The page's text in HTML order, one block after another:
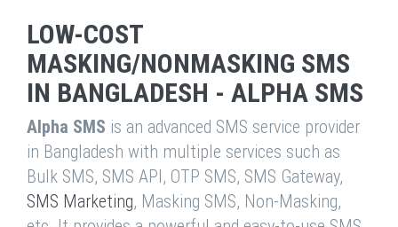
LOW-COST
MASKING/NONMASKING SMS
IN BANGLADESH - ALPHA SMS
Alpha SMS is an advanced SMS service provider
in Bangladesh with multiple services such as
Bulk SMS, SMS API, OTP SMS, SMS Gateway,
SMS Marketing, Masking SMS, Non-Masking,